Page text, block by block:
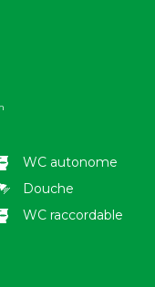
WC autonome
Douche
WC raccordable